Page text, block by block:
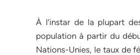
À l’instar de la plupart
population à partir du
Nations-Unies, le taux de